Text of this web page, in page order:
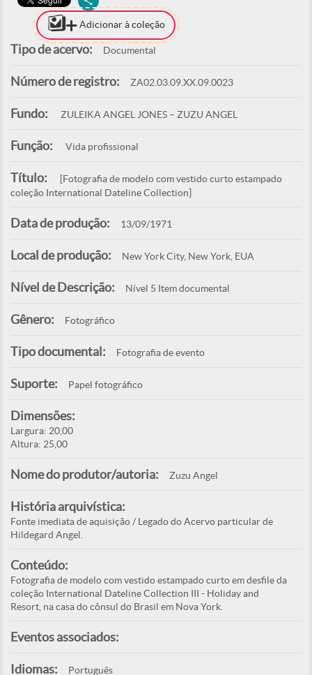
Adicionar à coleção
Tipo de acervo: Documental
Número de registro: ZA02.03.09.XX.09.0023
Fundo: ZULEIKA ANGEL JONES – ZUZU ANGEL
Função: Vida profissional
Título:
[Fotografia de modelo com vestido curto estampado
coleção International Dateline Collection]
Data de produção: 13/09/1971
Local de produção: New York City, New York, EUA
Nível de Descrição: Nível 5 Item documental
Gênero: Fotográfico
Tipo documental: Fotografia de evento
Suporte: Papel fotográfico
Dimensões:
Largura: 20,00
Altura: 25,00
Nome do produtor/autoria: Zuzu Angel
História arquivística:
Fonte imediata de aquisição / Legado do Acervo particular de
Hildegard Angel.
Conteúdo:
Fotografia de modelo com vestido estampado curto em desfile da
coleção International Dateline Collection III - Holiday and
Resort, na casa do cônsul do Brasil em Nova York.
Eventos associados:
Idiomas: Português